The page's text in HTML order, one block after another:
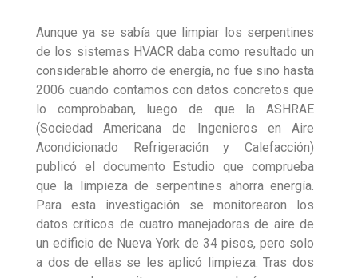
Aunque ya se sabía que limpiar los serpentines
de los sistemas HVACR daba como resultado un
considerable ahorro de energía, no fue sino hasta
2006 cuando contamos con datos concretos que
lo comprobaban, luego de que la ASHRAE
(Sociedad Americana de Ingenieros en Aire
Acondicionado Refrigeración y Calefacción)
publicó el documento Estudio que comprueba
que la limpieza de serpentines ahorra energía.
Para esta investigación se monitorearon los
datos críticos de cuatro manejadoras de aire de
un edificio de Nueva York de 34 pisos, pero solo
a dos de ellas se les aplicó limpieza. Tras dos